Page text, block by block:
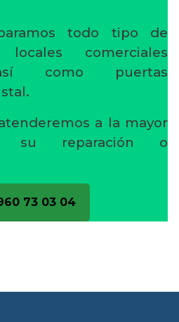
todo tipo de
comerciales
como puertas
a la mayor
su reparación o
73 03 04